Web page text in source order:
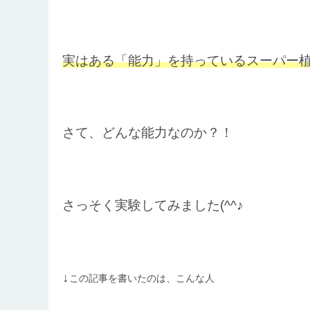
実はある「能力」を持っているスーパー
さて、どんな能力なのか？！
さっそく実験してみました(^^♪
↓ この記事を書いたのは、こんな人